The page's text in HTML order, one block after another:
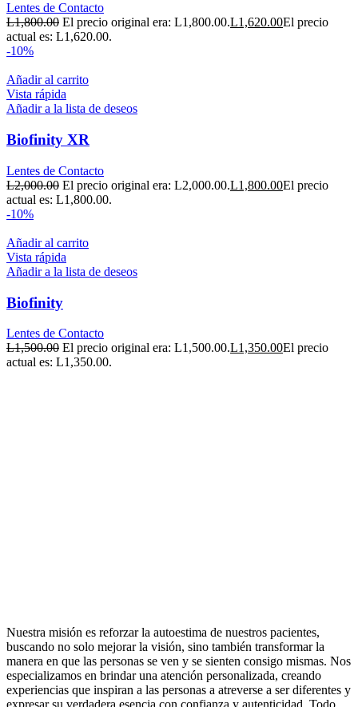
Lentes de Contacto
L1,800.00 El precio original era: L1,800.00.L1,620.00El precio
actual es: L1,620.00.
-10%
Añadir al carrito
Vista rápida
Añadir a la lista de deseos
Biofinity XR
Lentes de Contacto
L2,000.00 El precio original era: L2,000.00.L1,800.00El precio
actual es: L1,800.00.
-10%
Añadir al carrito
Vista rápida
Añadir a la lista de deseos
Biofinity
Lentes de Contacto
L1,500.00 El precio original era: L1,500.00.L1,350.00El precio
actual es: L1,350.00.
Nuestra misión es reforzar la autoestima de nuestros pacientes,
buscando no solo mejorar la visión, sino también transformar la
manera en que las personas se ven y se sienten consigo mismas. Nos
especializamos en brindar una atención personalizada, creando
experiencias que inspiran a las personas a atreverse a ser diferentes y